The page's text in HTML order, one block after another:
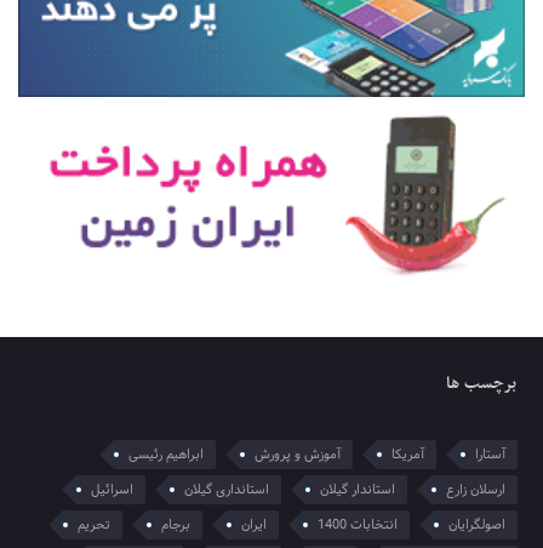
برچسب ها
آستارا آمریکا آموزش و پرورش
ابراهیم رئیسی
ارسلان زارع
استاندار گیلان استانداری گیلان
اسرائیل
اصولگرایان
انتخابات 1400 ایران برجام تحریم